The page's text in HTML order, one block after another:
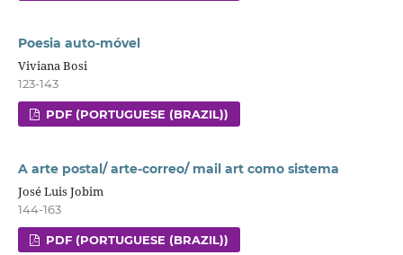
Poesia auto-móvel
Viviana Bosi
123-143
PDF (PORTUGUESE (BRAZIL))
A arte postal/ arte-correo/ mail art como sistema
José Luis Jobim
144-163
PDF (PORTUGUESE (BRAZIL))